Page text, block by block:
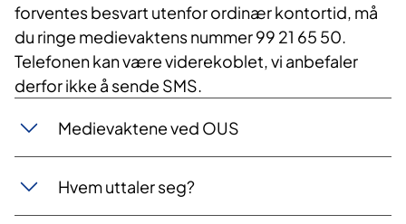
forventes besvart utenfor ordinær kontortid, må
du ringe medievaktens nummer 99 21 65 50.
Telefonen kan være viderekoblet, vi anbefaler
derfor ikke å sende SMS.
Medievaktene ved OUS
Hvem uttaler seg?